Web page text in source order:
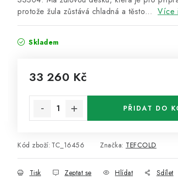
protože žula zůstává chladná a těsto… Více
Skladem
33 260 Kč
PŘIDAT DO
Kód zboží: TC_16456 Značka: TEFCOLD
Tisk Zeptat se Hlídat Sdílet